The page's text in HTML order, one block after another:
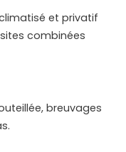
et privatif
combinées
breuvages